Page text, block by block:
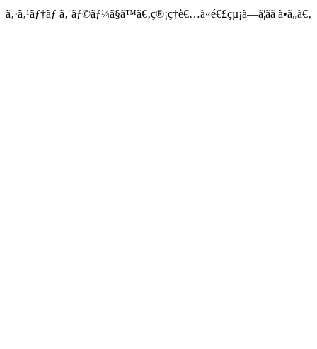
ã‚·ã‚¹ãƒ†ãƒ ã‚¨ãƒ©ãƒ¼ã§ã™ã€‚ç®¡ç†è€…ã«é€£çµ¡ã—ã¦ãã ã•ã„ã€‚